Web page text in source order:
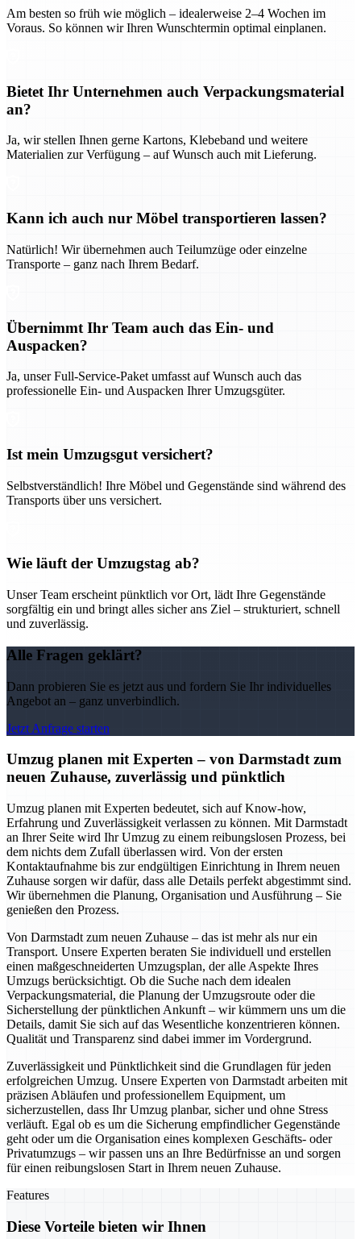
Am besten so früh wie möglich – idealerweise 2–4 Wochen im
Voraus. So können wir Ihren Wunschtermin optimal einplanen.
Bietet Ihr Unternehmen auch Verpackungsmaterial
an?
Ja, wir stellen Ihnen gerne Kartons, Klebeband und weitere
Materialien zur Verfügung – auf Wunsch auch mit Lieferung.
Kann ich auch nur Möbel transportieren lassen?
Natürlich! Wir übernehmen auch Teilumzüge oder einzelne
Transporte – ganz nach Ihrem Bedarf.
Übernimmt Ihr Team auch das Ein- und
Auspacken?
Ja, unser Full-Service-Paket umfasst auf Wunsch auch das
professionelle Ein- und Auspacken Ihrer Umzugsgüter.
Ist mein Umzugsgut versichert?
Selbstverständlich! Ihre Möbel und Gegenstände sind während des
Transports über uns versichert.
Wie läuft der Umzugstag ab?
Unser Team erscheint pünktlich vor Ort, lädt Ihre Gegenstände
sorgfältig ein und bringt alles sicher ans Ziel – strukturiert, schnell
und zuverlässig.
Alle Fragen geklärt?
Dann probieren Sie es jetzt aus und fordern Sie Ihr individuelles
Angebot an – ganz unverbindlich.
Jetzt Anfrage starten
Umzug planen mit Experten – von Darmstadt zum
neuen Zuhause, zuverlässig und pünktlich
Umzug planen mit Experten bedeutet, sich auf Know-how,
Erfahrung und Zuverlässigkeit verlassen zu können. Mit Darmstadt
an Ihrer Seite wird Ihr Umzug zu einem reibungslosen Prozess, bei
dem nichts dem Zufall überlassen wird. Von der ersten
Kontaktaufnahme bis zur endgültigen Einrichtung in Ihrem neuen
Zuhause sorgen wir dafür, dass alle Details perfekt abgestimmt sind.
Wir übernehmen die Planung, Organisation und Ausführung – Sie
genießen den Prozess.
Von Darmstadt zum neuen Zuhause – das ist mehr als nur ein
Transport. Unsere Experten beraten Sie individuell und erstellen
einen maßgeschneiderten Umzugsplan, der alle Aspekte Ihres
Umzugs berücksichtigt. Ob die Suche nach dem idealen
Verpackungsmaterial, die Planung der Umzugsroute oder die
Sicherstellung der pünktlichen Ankunft – wir kümmern uns um die
Details, damit Sie sich auf das Wesentliche konzentrieren können.
Qualität und Transparenz sind dabei immer im Vordergrund.
Zuverlässigkeit und Pünktlichkeit sind die Grundlagen für jeden
erfolgreichen Umzug. Unsere Experten von Darmstadt arbeiten mit
präzisen Abläufen und professionellem Equipment, um
sicherzustellen, dass Ihr Umzug planbar, sicher und ohne Stress
verläuft. Egal ob es um die Sicherung empfindlicher Gegenstände
geht oder um die Organisation eines komplexen Geschäfts- oder
Privatumzugs – wir passen uns an Ihre Bedürfnisse an und sorgen
für einen reibungslosen Start in Ihrem neuen Zuhause.
Features
Diese Vorteile bieten wir Ihnen